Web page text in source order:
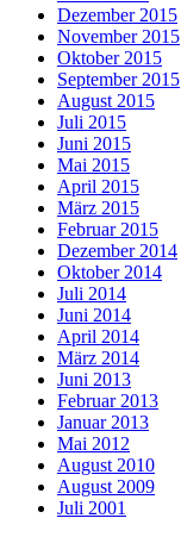
Dezember 2015
November 2015
Oktober 2015
September 2015
August 2015
Juli 2015
Juni 2015
Mai 2015
April 2015
März 2015
Februar 2015
Dezember 2014
Oktober 2014
Juli 2014
Juni 2014
April 2014
März 2014
Juni 2013
Februar 2013
Januar 2013
Mai 2012
August 2010
August 2009
Juli 2001